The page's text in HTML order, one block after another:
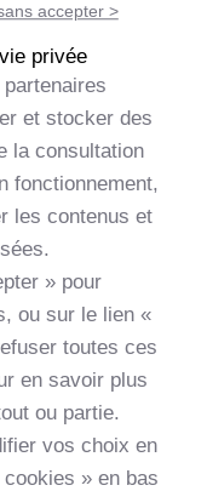
accepter >
privée
et stocker des
la consultation
fonctionnement,
les contenus et
» pour
ou sur le lien «
toutes ces
en savoir plus
ou partie.
vos choix en
» en bas